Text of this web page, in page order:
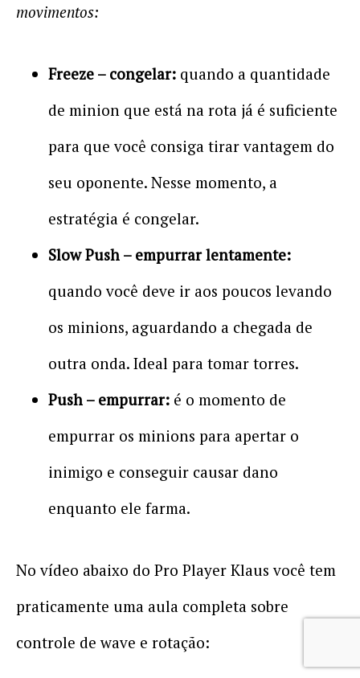
movimentos:
Freeze – congelar: quando a quantidade
de minion que está na rota já é suficiente
para que você consiga tirar vantagem do
seu oponente. Nesse momento, a
estratégia é congelar.
Slow Push – empurrar lentamente:
quando você deve ir aos poucos levando
os minions, aguardando a chegada de
outra onda. Ideal para tomar torres.
Push – empurrar: é o momento de
empurrar os minions para apertar o
inimigo e conseguir causar dano
enquanto ele farma.
No vídeo abaixo do Pro Player Klaus você tem
praticamente uma aula completa sobre
controle de wave e rotação: